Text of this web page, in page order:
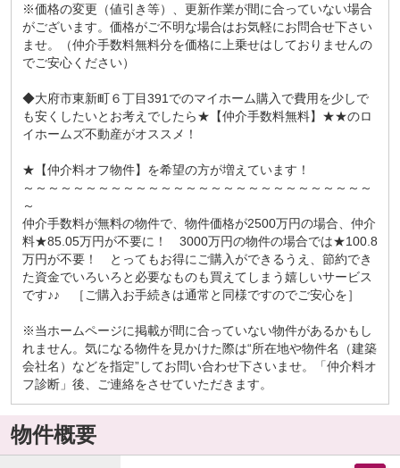
※価格の変更（値引き等）、更新作業が間に合っていない場合
がございます。価格がご不明な場合はお気軽にお問合せ下さい
ませ。（仲介手数料無料分を価格に上乗せはしておりませんの
でご安心ください）
◆大府市東新町６丁目391でのマイホーム購入で費用を少しで
も安くしたいとお考えでしたら★【仲介手数料無料】★★のロ
イホームズ不動産がオススメ！
★【仲介料オフ物件】を希望の方が増えています！
～～～～～～～～～～～～～～～～～～～～～～～～～～～～
～
仲介手数料が無料の物件で、物件価格が2500万円の場合、仲介
料★85.05万円が不要に！ 3000万円の物件の場合では★100.8
万円が不要！ とってもお得にご購入ができるうえ、節約でき
た資金でいろいろと必要なものも買えてしまう嬉しいサービス
です♪♪ ［ご購入お手続きは通常と同様ですのでご安心を］
※当ホームページに掲載が間に合っていない物件があるかもし
れません。気になる物件を見かけた際は“所在地や物件名（建築
会社名）などを指定”してお問い合わせ下さいませ。「仲介料オ
フ診断」後、ご連絡をさせていただきます。
物件概要